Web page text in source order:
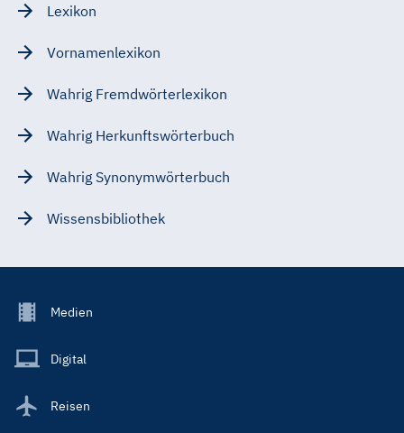
Lexikon
Vornamenlexikon
Wahrig Fremdwörterlexikon
Wahrig Herkunftswörterbuch
Wahrig Synonymwörterbuch
Wissensbibliothek
Footer
Main
Medien
Digital
Reisen